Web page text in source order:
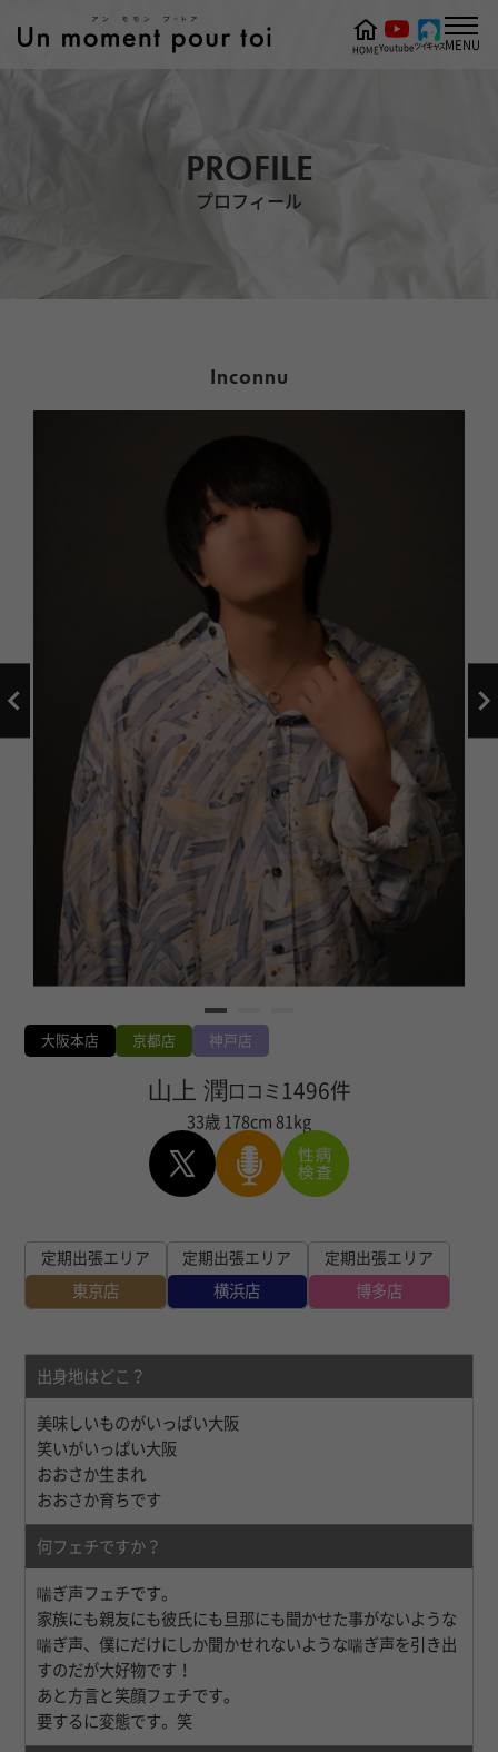
PROFILE
プロフィール
HOMEYoutubeツイキャスMENU
Inconnu
大阪本店 京都店 神戸店
山上 潤 口コミ 1496件
33歳 178cm 81kg
定期出張エリア
東京店
定期出張エリア
横浜店
定期出張エリア
博多店
出身地はどこ？
美味しいものがいっぱい大阪
笑いがいっぱい大阪
おおさか生まれ
おおさか育ちです
何フェチですか？
喘ぎ声フェチです。
家族にも親友にも彼氏にも旦那にも聞かせた事がないような
喘ぎ声、僕にだけにしか聞かせれないような喘ぎ声を引き出
すのだが大好物です！
あと方言と笑顔フェチです。
要するに変態です。笑